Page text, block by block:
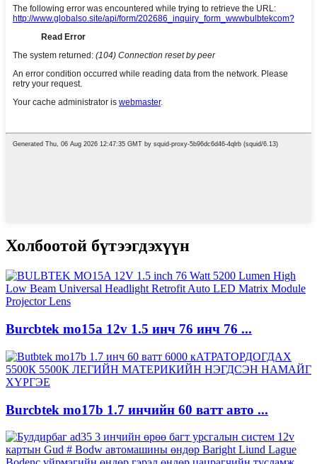
Холбоотой бүтээгдэхүүн
Burcbtek mo15a 12v 1.5 инч 76 инч 76 ...
Burcbtek mo17b 1.7 инчийн 60 ватт авто ...